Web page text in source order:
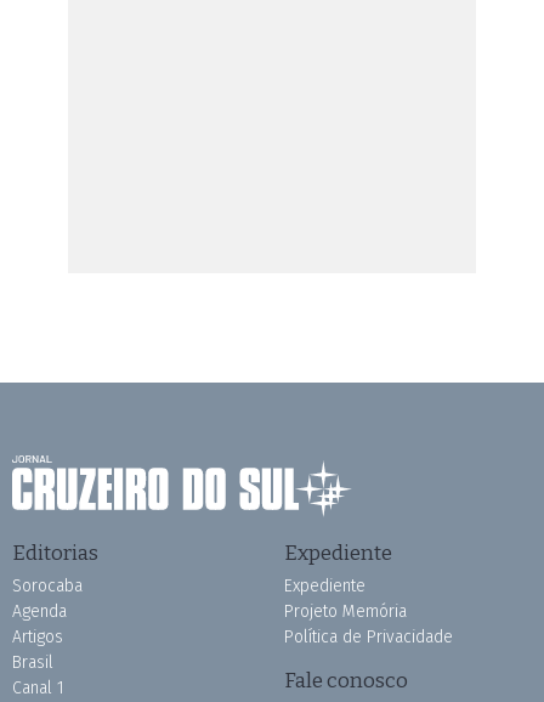
Editorias
Sorocaba
Agenda
Artigos
Brasil
Canal 1
Expediente
Expediente
Projeto Memória
Política de Privacidade
Fale conosco